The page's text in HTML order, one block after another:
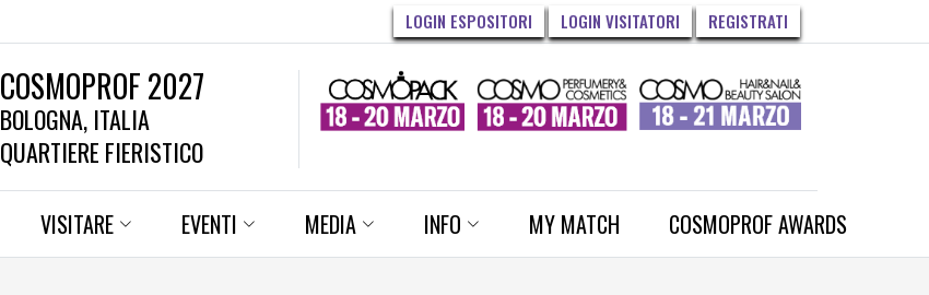
LOGIN ESPOSITORI LOGIN VISITATORI REGISTRATI
COSMOPROF 2027
BOLOGNA, ITALIA
QUARTIERE FIERISTICO
VISITARE EVENTI MEDIA INFO MY MATCH COSMOPROF AWARDS